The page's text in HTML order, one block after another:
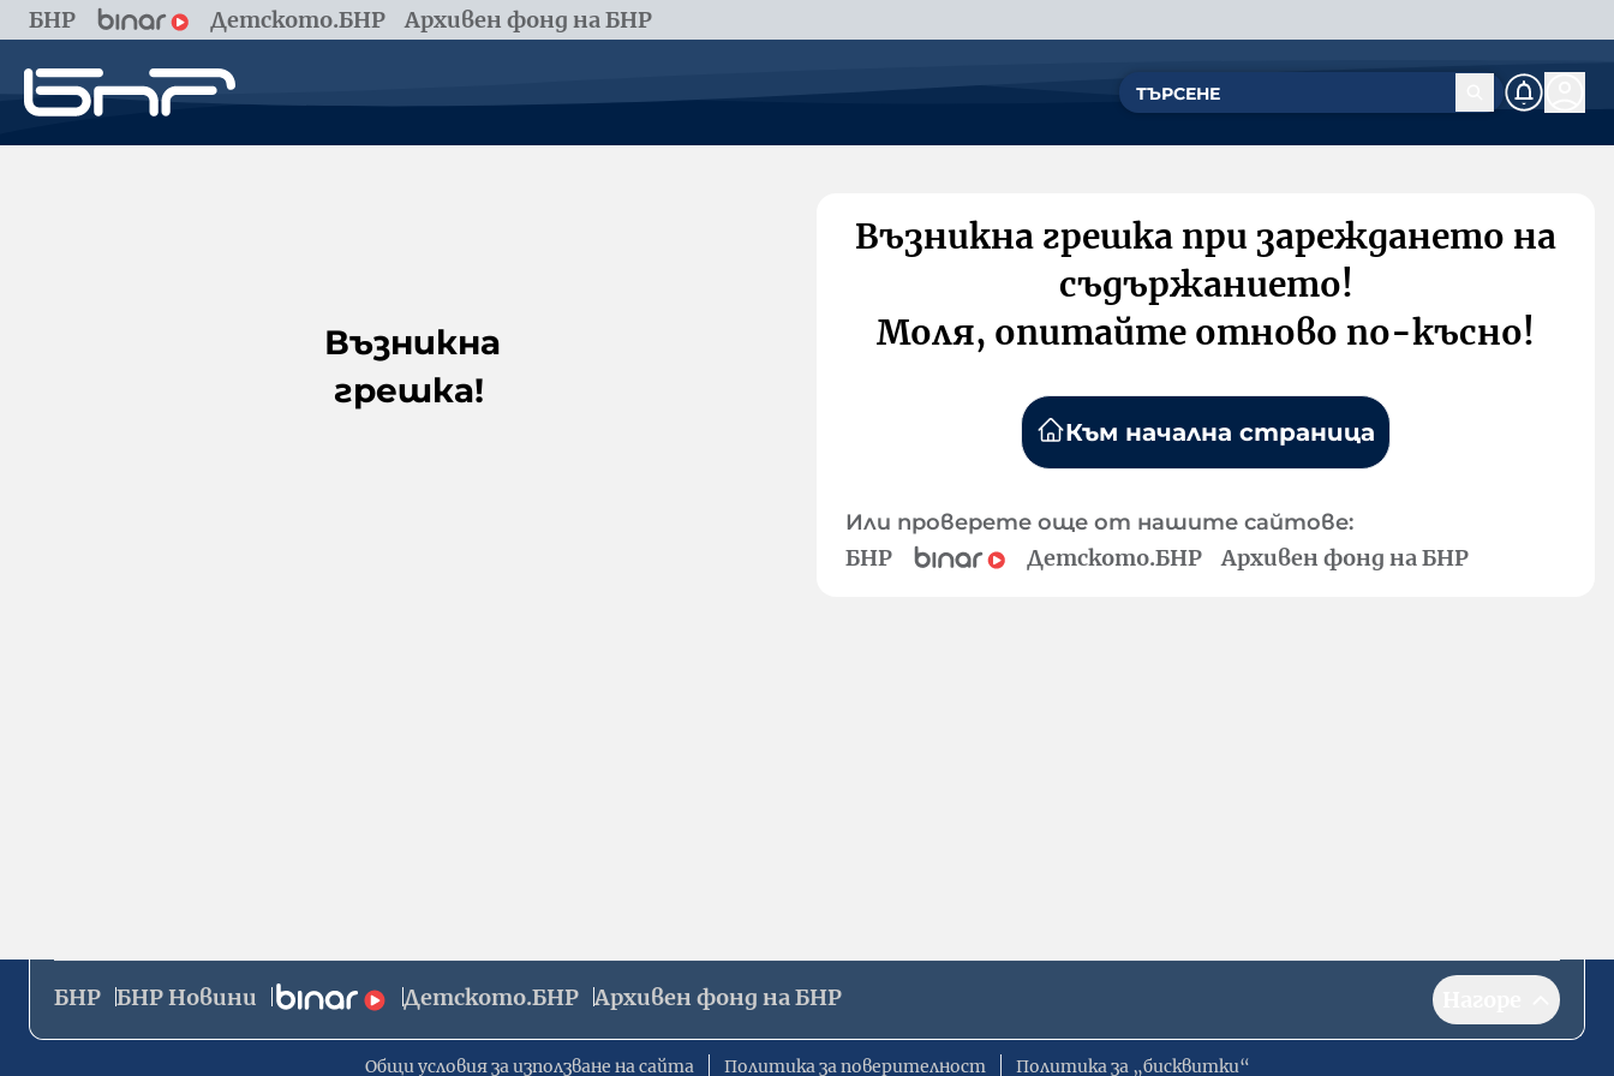
БНР Детското.БНР Архивен фонд на БНР
Възникна
грешка!
Възникна грешка при зареждането на
съдържанието!
Моля, опитайте отново по-късно!
Към начална страница
Или проверете още от нашите сайтове:
БНР Детското.БНР Архивен фонд на БНР
БНР БНР Новини Детското.БНР Архивен фонд на БНР
Общи условия за използване на сайта Политика за поверителност Политика за „бисквитки“